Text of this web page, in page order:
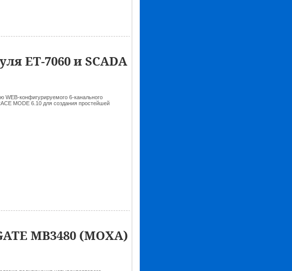
ET-7060 и SCADA
WEB-конфигурируемого 6-канального
MODE 6.10 для создания простейшей
MB3480 (MOXA)